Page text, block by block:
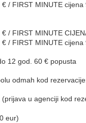
/ FIRST MINUTE cijena
/ FIRST MINUTE
/ FIRST MINUTE cijena
12 god. 60 € popusta
odmah kod
u agenciji kod
eur)